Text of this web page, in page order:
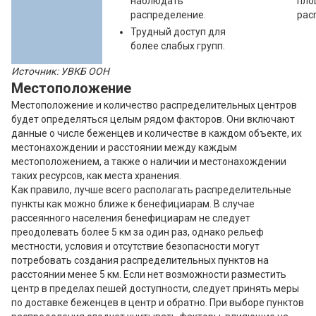
распределение.
Трудный доступ для
более слабых групп.
Источник: УВКБ ООН
Местоположение
Местоположение и количество распределительных центров
будет определяться целым рядом факторов. Они включают
данные о числе беженцев и количестве в каждом объекте, их
местонахождении и расстоянии между каждым
местоположением, а также о наличии и местонахождении
таких ресурсов, как места хранения.
Как правило, лучше всего располагать распределительные
пункты как можно ближе к бенефициарам. В случае
рассеянного населения бенефициарам не следует
преодолевать более 5 км за один раз, однако рельеф
местности, условия и отсутствие безопасности могут
потребовать создания распределительных пунктов на
расстоянии менее 5 км. Если нет возможности разместить
центр в пределах пешей доступности, следует принять меры
по доставке беженцев в центр и обратно. При выборе пунктов